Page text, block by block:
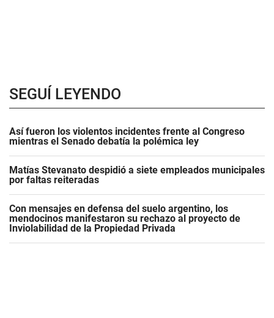
SEGUÍ LEYENDO
Así fueron los violentos incidentes frente al Congreso
mientras el Senado debatía la polémica ley
Matías Stevanato despidió a siete empleados municipales
por faltas reiteradas
Con mensajes en defensa del suelo argentino, los
mendocinos manifestaron su rechazo al proyecto de
Inviolabilidad de la Propiedad Privada